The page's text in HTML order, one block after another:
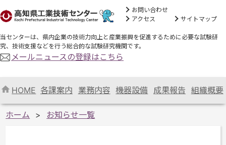
お問い合わせ
アクセス
サイトマップ
当センターは、県内企業の技術力向上と産業振興を促進するために必要な試験研
究、技術支援などを行う総合的な試験研究機関です。
メールニュースの登録はこちら
HOME 各課案内 業務内容 機器設備 成果報告 組織概要
ホーム お知らせ一覧